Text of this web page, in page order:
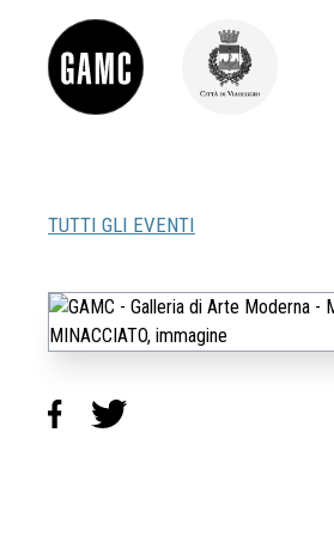
TUTTI GLI EVENTI